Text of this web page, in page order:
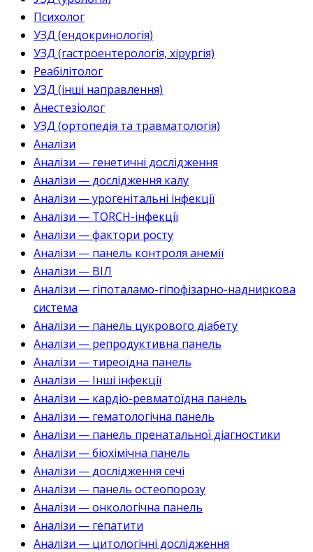
Психолог
УЗД (ендокринологія)
УЗД (гастроентерологія, хірургія)
Реабілітолог
УЗД (інші направлення)
Анестезіолог
УЗД (ортопедія та травматологія)
Аналізи
Аналізи — генетичні дослідження
Аналізи — дослідження калу
Аналізи — урогенітальні інфекції
Аналізи — TORCH-інфекції
Аналізи — фактори росту
Аналізи — панель контроля анемії
Аналізи — ВІЛ
Аналізи — гіпоталамо-гіпофізарно-надниркова
система
Аналізи — панель цукрового діабету
Аналізи — репродуктивна панель
Аналізи — тиреоїдна панель
Аналізи — Інші інфекції
Аналізи — кардіо-ревматоїдна панель
Аналізи — гематологічна панель
Аналізи — панель пренатальної діагностики
Аналізи — біохімічна панель
Аналізи — дослідження сечі
Аналізи — панель остеопорозу
Аналізи — онкологічна панель
Аналізи — гепатити
Аналізи — цитологічні дослідження